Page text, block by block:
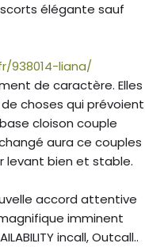
élégante sauf
938014-liana/
de caractère. Elles
choses qui prévoient
cloison couple
aura ce couples
levant bien et stable.
accord attentive
imminent
incall, Outcall..